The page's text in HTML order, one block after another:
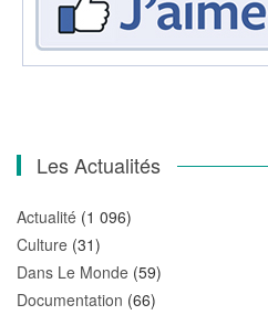
Les Actualités
Actualité (1 096)
Culture (31)
Dans Le Monde (59)
Documentation (66)